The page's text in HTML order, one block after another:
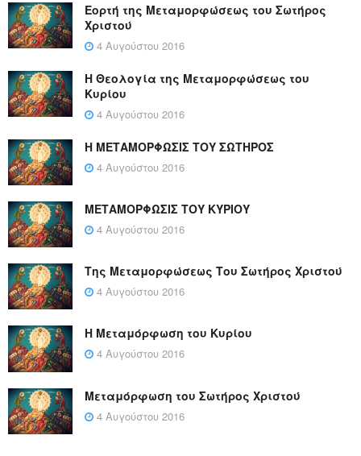
Εορτή της Μεταμορφώσεως του Σωτήρος
Χριστού
4 Αυγούστου 2016
Η Θεολογία της Μεταμορφώσεως του
Κυρίου
4 Αυγούστου 2016
Η ΜΕΤΑΜΟΡΦΩΣΙΣ ΤΟΥ ΣΩΤΗΡΟΣ
4 Αυγούστου 2016
ΜΕΤΑΜΟΡΦΩΣΙΣ ΤΟΥ ΚΥΡΙΟΥ
4 Αυγούστου 2016
Της Μεταμορφώσεως Του Σωτήρος Χριστού
4 Αυγούστου 2016
Η Μεταμόρφωση του Κυρίου
4 Αυγούστου 2016
Μεταμόρφωση του Σωτήρος Χριστού
4 Αυγούστου 2016